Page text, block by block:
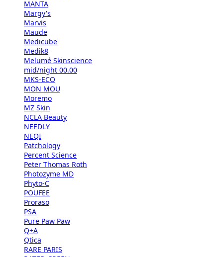
MANTA
Margy's
Marvis
Maude
Medicube
Medik8
Melumé Skinscience
mid/night 00.00
MKS-ECO
MON MOU
Moremo
MZ Skin
NCLA Beauty
NEEDLY
NEQI
Patchology
Percent Science
Peter Thomas Roth
Photozyme MD
Phyto-C
POUFEE
Proraso
PSA
Pure Paw Paw
Q+A
Qtica
RARE PARIS